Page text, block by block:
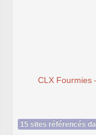
chance à ton
15 sites référencés